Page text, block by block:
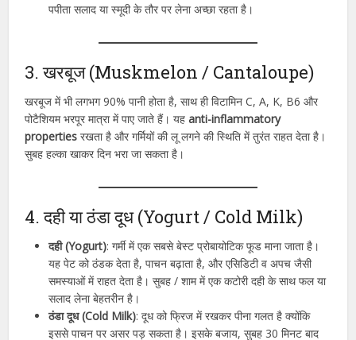
पपीता सलाद या स्मूदी के तौर पर लेना अच्छा रहता है।
3. खरबूज (Muskmelon / Cantaloupe)
खरबूज में भी लगभग 90% पानी होता है, साथ ही विटामिन C, A, K, B6 और
पोटैशियम भरपूर मात्रा में पाए जाते हैं। यहanti-inflammatory
properties रखता है और गर्मियों की लू लगने की स्थिति में तुरंत राहत देता है।
सुबह हल्का खाकर दिन भरा जा सकता है।
4. दही या ठंडा दूध (Yogurt / Cold Milk)
दही (Yogurt): गर्मी में एक सबसे बेस्ट प्रोबायोटिक फूड माना जाता है।
यह पेट को ठंडक देता है, पाचन बढ़ाता है, और एसिडिटी व अपच जैसी
समस्याओं में राहत देता है। सुबह / शाम में एक कटोरी दही के साथ फल या
सलाद लेना बेहतरीन है।
ठंडा दूध (Cold Milk): दूध को फ्रिज में रखकर पीना गलत है क्योंकि
इससे पाचन पर असर पड़ सकता है। इसके बजाय, सुबह 30 मिनट बाद